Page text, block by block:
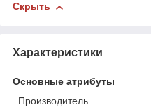
Скрыть
Характеристики
Основные атрибуты
Производитель